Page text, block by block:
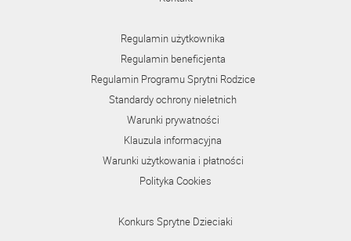
Regulamin użytkownika
Regulamin beneficjenta
Regulamin Programu Sprytni Rodzice
Standardy ochrony nieletnich
Warunki prywatności
Klauzula informacyjna
Warunki użytkowania i płatności
Polityka Cookies
Konkurs Sprytne Dzieciaki